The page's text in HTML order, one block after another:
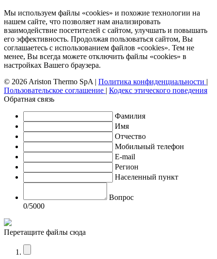
Мы используем файлы «cookies» и похожие технологии на
нашем сайте, что позволяет нам анализировать
взаимодействие посетителей с сайтом, улучшать и повышать
его эффективность. Продолжая пользоваться сайтом, Вы
соглашаетесь с использованием файлов «cookies». Тем не
менее, Вы всегда можете отключить файлы «cookies» в
настройках Вашего браузера.
© 2026 Ariston Thermo SpA | Политика конфиденциальности |
Пользовательское соглашение | Кодекс этического поведения
Обратная связь
Фамилия
Имя
Отчество
Мобильный телефон
E-mail
Регион
Населенный пункт
Вопрос
0/5000
Перетащите файлы сюда